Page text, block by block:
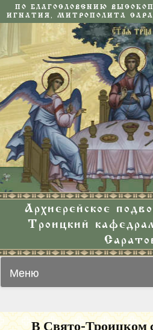
ПО БЛАГОСЛОВЕНИЮ
ИГНАТИЯ, МИТРОПОЛИТА
Архиерейское
Троицкий
Меню
В Свято-Троицком